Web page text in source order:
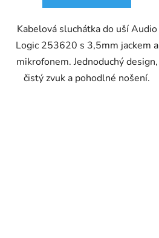
Kabelová sluchátka do uší Audio
Logic 253620 s 3,5mm jackem a
mikrofonem. Jednoduchý design,
čistý zvuk a pohodlné nošení.